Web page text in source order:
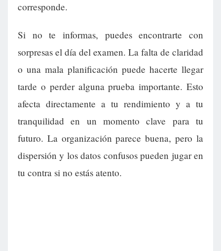
corresponde.
Si no te informas, puedes encontrarte con
sorpresas el día del examen. La falta de claridad
o una mala planificación puede hacerte llegar
tarde o perder alguna prueba importante. Esto
afecta directamente a tu rendimiento y a tu
tranquilidad en un momento clave para tu
futuro. La organización parece buena, pero la
dispersión y los datos confusos pueden jugar en
tu contra si no estás atento.